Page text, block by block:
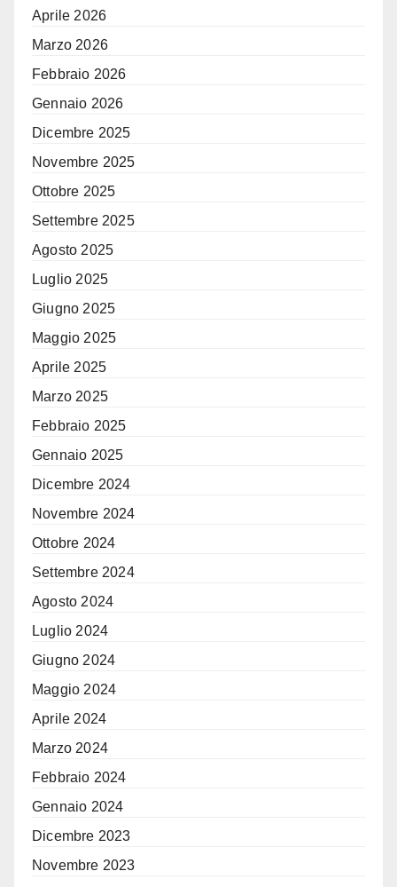
Aprile 2026
Marzo 2026
Febbraio 2026
Gennaio 2026
Dicembre 2025
Novembre 2025
Ottobre 2025
Settembre 2025
Agosto 2025
Luglio 2025
Giugno 2025
Maggio 2025
Aprile 2025
Marzo 2025
Febbraio 2025
Gennaio 2025
Dicembre 2024
Novembre 2024
Ottobre 2024
Settembre 2024
Agosto 2024
Luglio 2024
Giugno 2024
Maggio 2024
Aprile 2024
Marzo 2024
Febbraio 2024
Gennaio 2024
Dicembre 2023
Novembre 2023